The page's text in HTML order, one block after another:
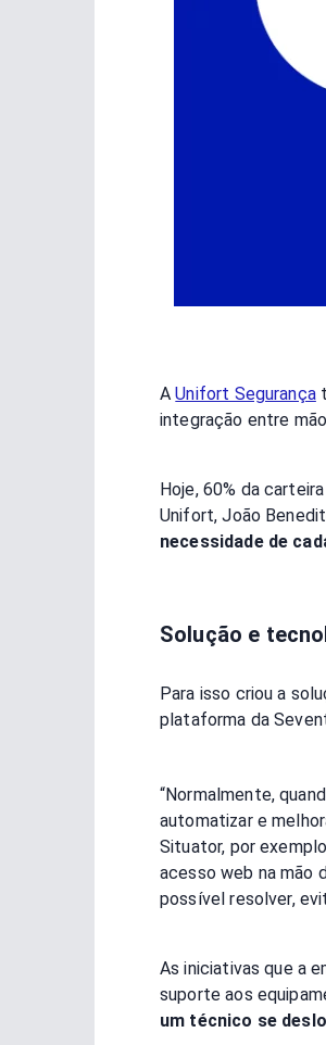
AUnifort Segurança
integração entre
Hoje, 60% da
Unifort, João
necessidade de
Solução e
Para isso criou a
plataforma da
“Normalmente,
automatizar e
Situator, por
acesso web na mão
possível resolver,
As iniciativas que a
suporte aos
um técnico se